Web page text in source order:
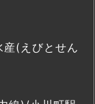
産(えびとせん